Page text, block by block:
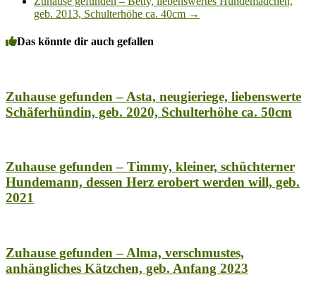
geb. 2013, Schulterhöhe ca. 40cm →
Das könnte dir auch gefallen
Zuhause gefunden – Asta, neugieriege, liebenswerte
Schäferhündin, geb. 2020, Schulterhöhe ca. 50cm
Zuhause gefunden – Timmy, kleiner, schüchterner
Hundemann, dessen Herz erobert werden will, geb.
2021
Zuhause gefunden – Alma, verschmustes,
anhängliches Kätzchen, geb. Anfang 2023